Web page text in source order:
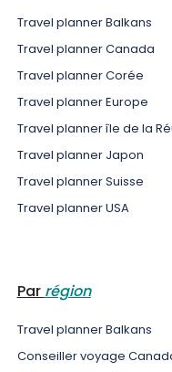
Travel planner Balkans
Travel planner Canada
Travel planner Corée
Travel planner Europe
Travel planner île de la
Travel planner Japon
Travel planner Suisse
Travel planner USA
Par région
Travel planner Balkans
Conseiller voyage